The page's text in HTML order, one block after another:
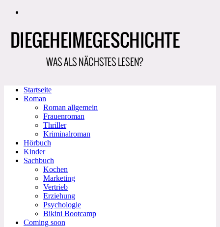
Zum
Startseite
Roman
Roman allgemein
Frauenroman
Thriller
Kriminalroman
Hörbuch
Kinder
Sachbuch
Kochen
Marketing
Vertrieb
Erziehung
Psychologie
Bikini Bootcamp
Coming soon